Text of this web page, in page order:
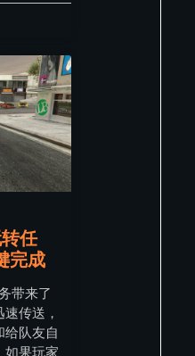
任
完成
带来了
传送，
给队友自
如果玩家